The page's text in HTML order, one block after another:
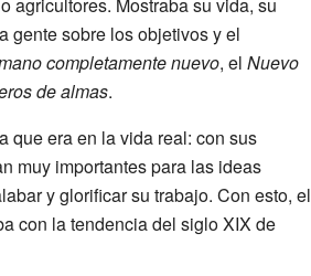
gente sobre los objetivos y el
completamente nuevo, el Nuevo
de almas.
que era en la vida real: con sus
muy importantes para las ideas
y glorificar su trabajo. Con esto, el
con la tendencia del siglo XIX de